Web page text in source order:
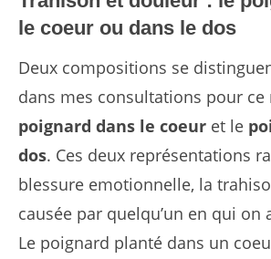
le coeur ou dans le dos
Deux compositions se
dans mes consultations pour
poignard dans le coeur et le
dos. Ces deux représentations
blessure emotionnelle, la
causée par quelqu’un en qui on
Le poignard planté dans un